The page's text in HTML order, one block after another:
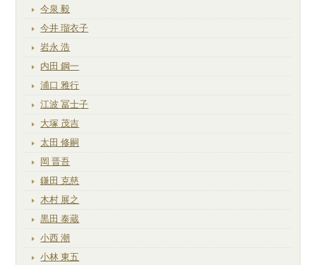
今泉 毅
今井 瑠衣子
岩永 浩
内田 鋼一
浦口 雅行
江波 冨士子
大塚 茂吉
太田 修嗣
岡 晋吾
鎌田 克慈
木村 展之
黒田 泰蔵
小西 潮
小林 東五